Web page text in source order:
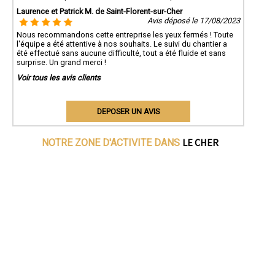
Laurence et Patrick M. de Saint-Florent-sur-Cher
Avis déposé le 17/08/2023
Nous recommandons cette entreprise les yeux fermés ! Toute
l'équipe a été attentive à nos souhaits. Le suivi du chantier a
été effectué sans aucune difficulté, tout a été fluide et sans
surprise. Un grand merci !
Voir tous les avis clients
DEPOSER UN AVIS
NOTRE ZONE D'ACTIVITE DANS LE CHER